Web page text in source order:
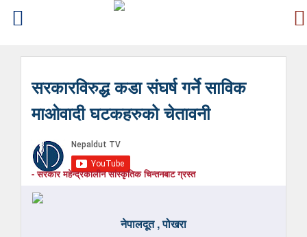
सरकारविरुद्ध कडा संघर्ष गर्ने साविक
माओवादी घटकहरुको चेतावनी
- सरकार महेन्द्रकालीन सांस्कृतिक चिन्तनबाट ग्रस्त
नेपालदूत , पोखरा